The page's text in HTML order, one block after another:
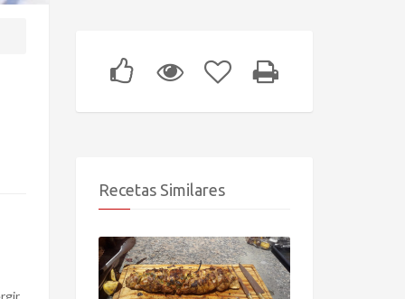
Recetas Similares